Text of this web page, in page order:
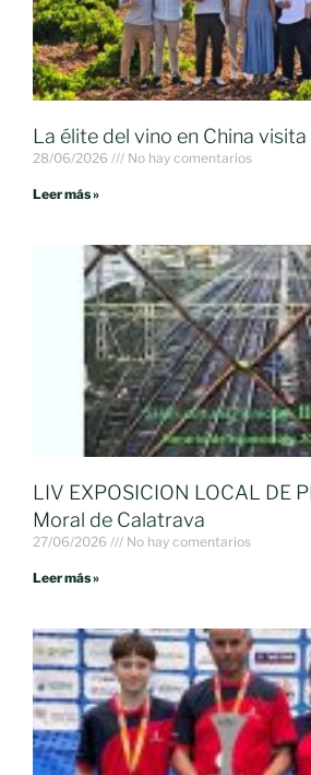
La élite del vino en China visita
28/06/2026 No hay comentarios
Leer más »
LIV EXPOSICION LOCAL DE
Moral de Calatrava
27/06/2026 No hay comentarios
Leer más »